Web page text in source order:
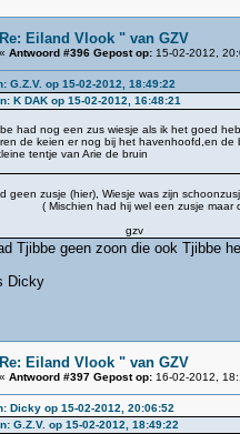
Re: Eiland Vlook " van GZV
« Antwoord #396 Gepost op:15-02-2012,
G.Z.V. op 15-02-2012, 18:49:22
K DAK op 15-02-2012, 16:48:21
had nog een zus wiesje als ik het goed heb
de keien er nog bij het havenhoofd,en de
tentje van Arie de bruin
geen zusje (hier), Wiesje was zijn
had hij wel een zusje maar die
Tjibbe geen zoon die ook Tjibbe
Dicky
Re: Eiland Vlook " van GZV
« Antwoord #397 Gepost op:16-02-2012,
Dicky op 15-02-2012, 20:06:52
G.Z.V. op 15-02-2012, 18:49:22